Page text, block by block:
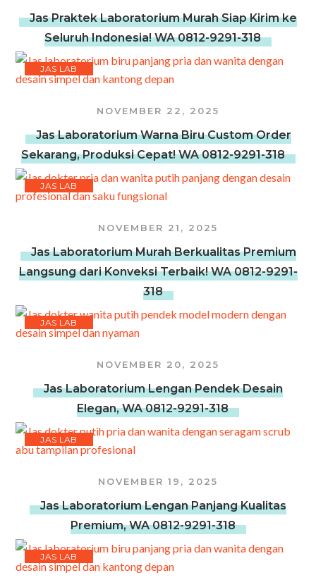
Jas Praktek Laboratorium Murah Siap Kirim ke
Seluruh Indonesia! WA 0812-9291-318
JAS LAB
NOVEMBER 22, 2025
Jas Laboratorium Warna Biru Custom Order
Sekarang, Produksi Cepat! WA 0812-9291-318
JAS LAB
NOVEMBER 21, 2025
Jas Laboratorium Murah Berkualitas Premium
Langsung dari Konveksi Terbaik! WA 0812-9291-
318
JAS LAB
NOVEMBER 20, 2025
Jas Laboratorium Lengan Pendek Desain
Elegan, WA 0812-9291-318
JAS LAB
NOVEMBER 19, 2025
Jas Laboratorium Lengan Panjang Kualitas
Premium, WA 0812-9291-318
JAS LAB